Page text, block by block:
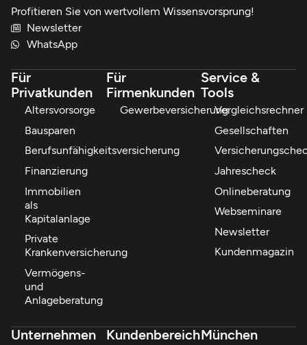
Profitieren Sie von wertvollem Wissensvorsprung!
Newsletter
WhatsApp
Für
Privatkunden
Altersvorsorge
Bausparen
Berufsunfähigkeitsversicherung
Finanzierung
Immobilien
als
Kapitalanlage
Private
Krankenversicherung
Vermögens-
und
Anlageberatung
Für
Firmenkunden
Gewerbeversicherung
Service &
Tools
Vergleichsrechner
Gesellschaften
Jahrescheck
Onlineberatung
Webseminare
Newsletter
Kundenmagazin
Unternehmen KundenbereichMünchen